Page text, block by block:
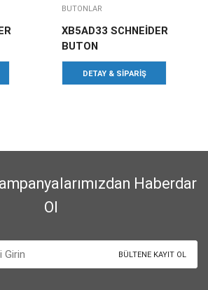
BUTONLAR
XB5AD33 SCHNEİDER
BUTON
DETAY & SIPARIŞ
Haberdar
Ol